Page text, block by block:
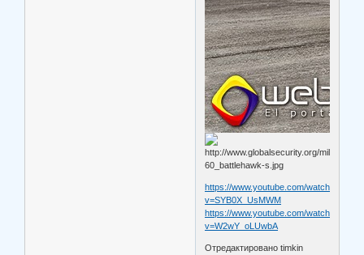
https://www.youtube.com/watch?
v=SYB0X_UsMWM
https://www.youtube.com/watch?
v=W2wY_oLUwbA
Отредактировано timkin